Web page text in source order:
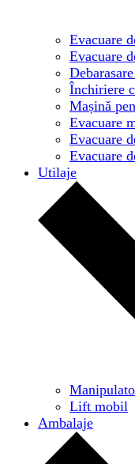
Evacuare
Evacuare
Închiriere
Mașină
Evacuare
Evacuare
Evacuare
Utilaje
Lift mobil
Ambalaje